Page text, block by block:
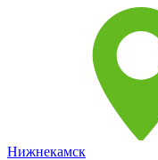
Нижнекамск